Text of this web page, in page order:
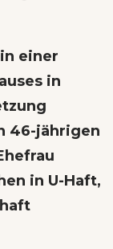
einer
in
46-jährigen
in U-Haft,